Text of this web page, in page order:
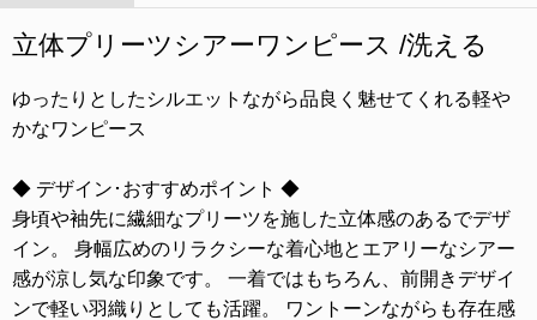
立体プリーツシアーワンピース /洗える
ゆったりとしたシルエットながら品良く魅せてくれる軽や
かなワンピース
◆ デザイン･おすすめポイント ◆
身頃や袖先に繊細なプリーツを施した立体感のあるでデザ
イン。 身幅広めのリラクシーな着心地とエアリーなシアー
感が涼し気な印象です。 一着ではもちろん、前開きデザイ
ンで軽い羽織りとしても活躍。 ワントーンながらも存在感